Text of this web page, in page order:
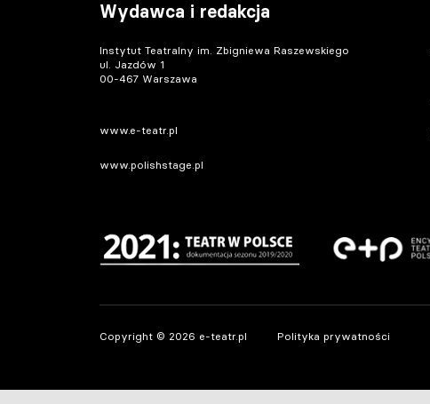
Wydawca i redakcja
Instytut Teatralny im. Zbigniewa Raszewskiego
ul. Jazdów 1
00-467 Warszawa
www.e-teatr.pl
www.polishstage.pl
Copyright © 2026 e-teatr.pl Polityka prywatności